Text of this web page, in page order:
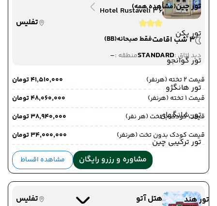
تور چین(مشاهده همه)
تور پکن
تور گوانجو
تور هانگژو
تور شانگهای
تور ترکیبی چین
تور هند
Hotel Rustaveli 36
تفلیس
3 شب اقامت
فقط صبحانه(BB)
دید اتاق :STANDARDمنطقه :-
قیمت 2 تخته (هرنفر)
۴۱٬۵۱۰٬۰۰۰ تومان
قیمت 1 تخته (هرنفر)
۴۸٬۰۶۰٬۰۰۰ تومان
قیمت کودک با تخت (هر نفر)
۳۸٬۹۴۰٬۰۰۰ تومان
قیمت کودک بدون تخت (هرنفر)
۳۴٬۰۰۰٬۰۰۰ تومان
مشاوره و رزرو رایگان مشاهده اقساط
هتل آتو تفلیس